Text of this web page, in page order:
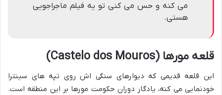
می کنه و حس می کنی تو یه فیلم ماجراجویی
هستی.
قلعه مورها (Castelo dos Mouros)
این قلعه قدیمی که دیوارهای سنگی اش روی تپه های سینترا
خودنمایی می کنه، یادگار دوران حکومت مورها بر این منطقه است.